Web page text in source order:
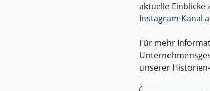
aktuelle Einblicke
Instagram-Kanal
Für mehr
unserer